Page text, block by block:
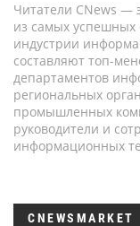
Читатели CNews —
из самых успешных
индустрии
составляют топ-
департаментов
региональных
промышленных
руководители и
информационных
CNEWSMARKET